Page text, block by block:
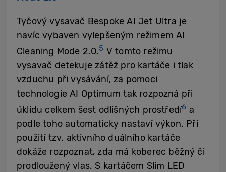
Tyčový vysavač Bespoke AI Jet Ultra je
navíc vybaven vylepšeným režimem AI
Cleaning Mode 2.0.5 V tomto režimu
vysavač detekuje zátěž pro kartáče i tlak
vzduchu při vysávání, za pomoci
technologie AI Optimum tak rozpozná při
úklidu celkem šest odlišných prostředí6 a
podle toho automaticky nastaví výkon. Při
použití tzv. aktivního duálního kartáče
dokáže rozpoznat, zda má koberec běžný či
prodloužený vlas. S kartáčem Slim LED